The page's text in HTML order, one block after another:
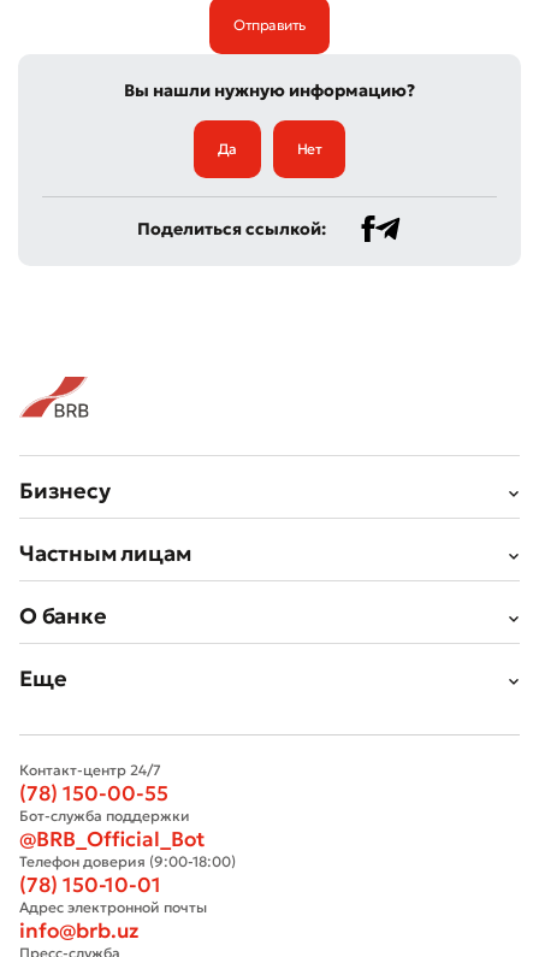
Вы нашли нужную информацию?
Да Нет
Поделиться ссылкой:
Бизнесу
Частным лицам
О банке
Еще
Контакт-центр 24/7
(78) 150-00-55
Бот-служба поддержки
@BRB_Official_Bot
Телефон доверия (9:00-18:00)
(78) 150-10-01
Адрес электронной почты
info@brb.uz
Пресс-служба